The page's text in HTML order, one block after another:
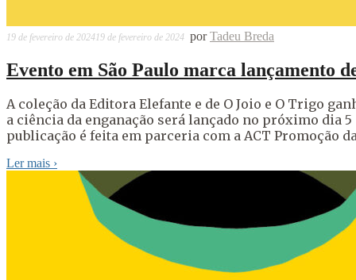
19 de fevereiro de 202419 de fevereiro de 2024 porTadeu Breda
Evento em São Paulo marca lançamento
A coleção da Editora Elefante e de O Joio e O Trigo
a ciência da enganação será lançado no próximo dia
publicação é feita em parceria com a ACT Promoção
Ler mais ›